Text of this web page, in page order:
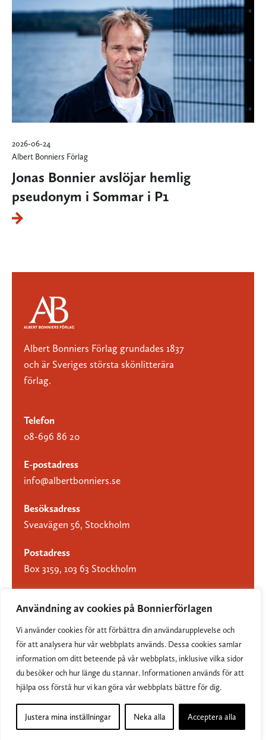
Användning av cookies på Bonnierförlagen
Vi använder cookies för att förbättra din användarupplevelse och
för att analysera hur vår webbplats används. Dessa cookies samlar
information om ditt beteende på vår webbplats, inklusive vilka sidor
du besöker och hur länge du stannar. Informationen används för att
hjälpa oss förstå hur vi kan göra vår webbplats bättre för dig.
Justera mina inställningar Neka alla Acceptera alla
2026-06-24
Albert Bonniers Förlag
Jonas Bonnier avslöjar hemlig
pseudonym i Sommar i P1
Albert Bonniers Förlag grundades 1837
och är Sveriges största skönlitterära
förlag.
Telefon
08-696 86 20
E-postadress
info@albertbonniers.se
Besöksadress
Sveavägen 56, Stockholm
Postadress
Box 3159, 103 63 Stockholm
Om Bonnierförlagen
Cookies
Integritetspolicy